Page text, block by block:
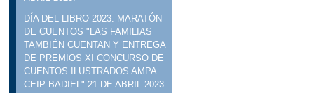
DÍA DEL LIBRO 2023: MARATÓN
DE CUENTOS "LAS FAMILIAS
TAMBIÉN CUENTAN Y ENTREGA
DE PREMIOS XI CONCURSO DE
CUENTOS ILUSTRADOS AMPA
CEIP BADIEL" 21 DE ABRIL 2023